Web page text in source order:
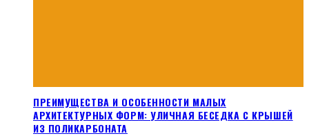
ПРЕИМУЩЕСТВА И ОСОБЕННОСТИ МАЛЫХ
АРХИТЕКТУРНЫХ ФОРМ: УЛИЧНАЯ БЕСЕДКА С КРЫШЕЙ
ИЗ ПОЛИКАРБОНАТА